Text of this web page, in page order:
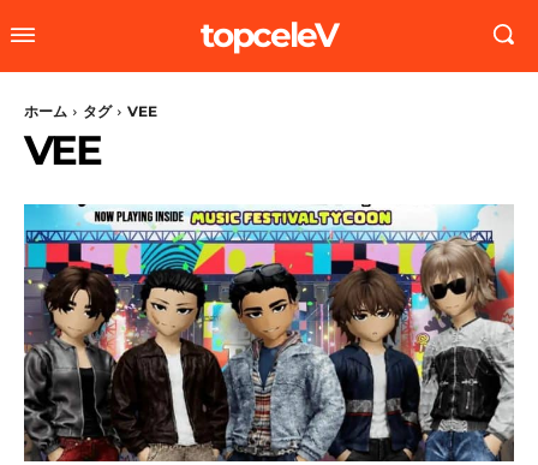
topceleV
ホーム タグ VEE
VEE